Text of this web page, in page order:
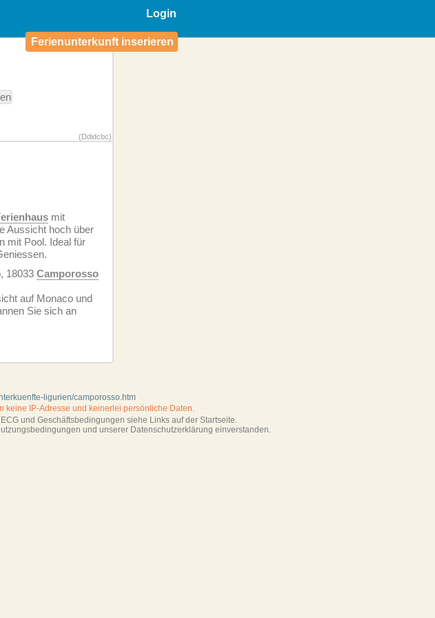
Login
Ferienunterkunft inserieren
(Ddidcbc)
mit
Aussicht hoch über
mit Pool. Ideal für
18033 Camporosso
auf Monaco und
Sie sich an
ligurien/camporosso.htm
keine IP-Adresse und keinerlei persönliche Daten.
ECG und Geschäftsbedingungen siehe Links auf der Startseite.
und unserer Datenschutzerklärung einverstanden.